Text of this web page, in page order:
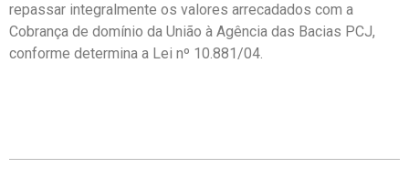
repassar integralmente os valores arrecadados com a
Cobrança de domínio da União à Agência das Bacias PCJ,
conforme determina a Lei nº 10.881/04.